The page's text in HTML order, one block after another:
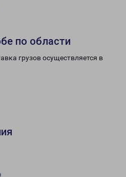
по области
грузов осуществляется в